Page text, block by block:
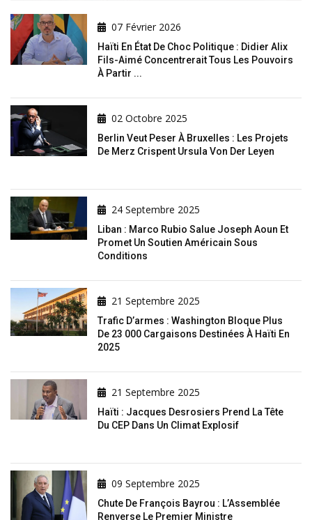
07 Février 2026
Haïti En État De Choc Politique : Didier Alix
Fils-Aimé Concentrerait Tous Les Pouvoirs
À Partir ...
02 Octobre 2025
Berlin Veut Peser À Bruxelles : Les Projets
De Merz Crispent Ursula Von Der Leyen
24 Septembre 2025
Liban : Marco Rubio Salue Joseph Aoun Et
Promet Un Soutien Américain Sous
Conditions
21 Septembre 2025
Trafic D’armes : Washington Bloque Plus
De 23 000 Cargaisons Destinées À Haïti En
2025
21 Septembre 2025
Haïti : Jacques Desrosiers Prend La Tête
Du CEP Dans Un Climat Explosif
09 Septembre 2025
Chute De François Bayrou : L’Assemblée
Renverse Le Premier Ministre